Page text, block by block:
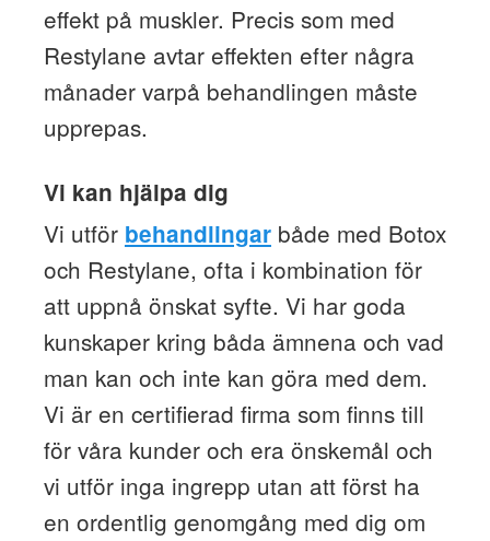
effekt på muskler. Precis som med
Restylane avtar effekten efter några
månader varpå behandlingen måste
upprepas.
Vi kan hjälpa dig
Vi utför behandlingarbåde med Botox
och Restylane, ofta i kombination för
att uppnå önskat syfte. Vi har goda
kunskaper kring båda ämnena och vad
man kan och inte kan göra med dem.
Vi är en certifierad firma som finns till
för våra kunder och era önskemål och
vi utför inga ingrepp utan att först ha
en ordentlig genomgång med dig om